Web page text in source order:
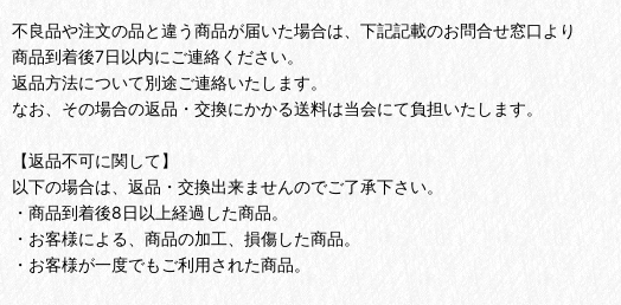
不良品や注文の品と違う商品が届いた場合は、下記記載のお問合せ窓口より
商品到着後7日以内にご連絡ください。
返品方法について別途ご連絡いたします。
なお、その場合の返品・交換にかかる送料は当会にて負担いたします。
【返品不可に関して】
以下の場合は、返品・交換出来ませんのでご了承下さい。
・商品到着後8日以上経過した商品。
・お客様による、商品の加工、損傷した商品。
・お客様が一度でもご利用された商品。